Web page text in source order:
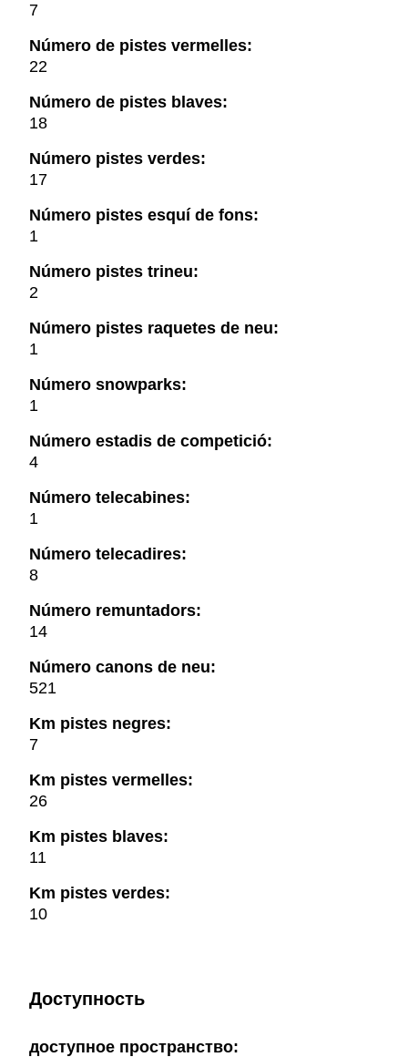
7
Número de pistes vermelles:
22
Número de pistes blaves:
18
Número pistes verdes:
17
Número pistes esquí de fons:
1
Número pistes trineu:
2
Número pistes raquetes de neu:
1
Número snowparks:
1
Número estadis de competició:
4
Número telecabines:
1
Número telecadires:
8
Número remuntadors:
14
Número canons de neu:
521
Km pistes negres:
7
Km pistes vermelles:
26
Km pistes blaves:
11
Km pistes verdes:
10
Доступность
доступное пространство: